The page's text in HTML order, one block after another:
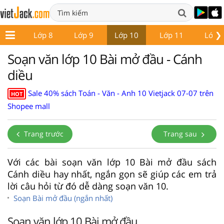
❯
7 Lớp 8 Lớp 9 Lớp 10 Lớp 11 Lớp
Soạn văn lớp 10 Bài mở đầu - Cánh
diều
HOT
Sale 40% sách Toán - Văn - Anh 10 Vietjack 07-07 trên
Shopee mall
Trang trước Trang sau
Với các bài soạn văn lớp 10 Bài mở đầu sách
Cánh diều hay nhất, ngắn gọn sẽ giúp các em trả
lời câu hỏi từ đó dễ dàng soạn văn 10.
Soạn Bài mở đầu (ngắn nhất)
Soạn văn lớp 10 Bài mở đầu